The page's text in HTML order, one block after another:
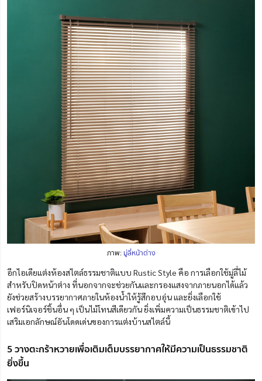
ภาพ: มู่ลี่หน้าต่าง
อีกไอเดียแต่งห้องสไตล์ธรรมชาติแบบ Rustic Style คือ การเลือกใช้มู่ลี่ไม้
สำหรับปิดหน้าต่าง ที่นอกจากจะช่วยกันและกรองแสงจากภายนอกได้แล้ว
ยังช่วยสร้างบรรยากาศภายในห้องน้ำให้รู้สึกอบอุ่น และยิ่งเลือกใช้
เฟอร์นิเจอร์ชิ้นอื่น ๆ เป็นไม้โทนสีเดียวกัน ยิ่งเพิ่มความเป็นธรรมชาติเข้าไป
เสริมเอกลักษณ์อันโดดเด่นของการแต่งบ้านสไตล์นี้
5 วางตะกร้าหวายเพื่อเติมเต็มบรรยากาศให้มีความเป็นธรรมชาติ
ยิ่งขึ้น